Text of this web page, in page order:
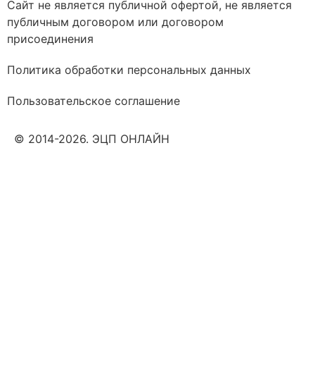
Сайт не является публичной офертой, не является
публичным договором или договором
присоединения
Политика обработки персональных данных
Пользовательское соглашение
© 2014-2026. ЭЦП ОНЛАЙН